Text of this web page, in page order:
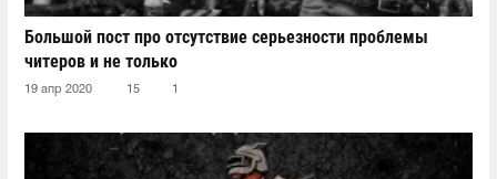
Большой пост про отсутствие серьезности проблемы
читеров и не только
19 апр 2020 15 1